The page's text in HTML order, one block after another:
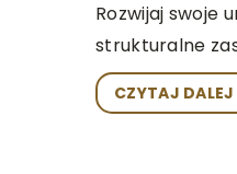
Rozwijaj swoje
strukturalne
CZYTAJ DALEJ